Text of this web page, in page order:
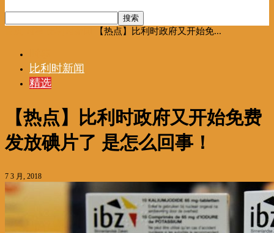
【热点】比利时政府又开始免...
比利时新闻
精选
【热点】比利时政府又开始免费
发放碘片了 是怎么回事！
7 3 月, 2018